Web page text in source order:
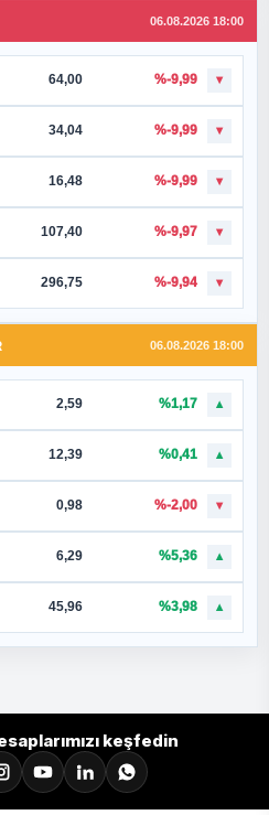
06.08.2026 18:00
64,00 %-9,99 ▼
34,04 %-9,99 ▼
16,48 %-9,99 ▼
107,40 %-9,97 ▼
296,75 %-9,94 ▼
06.08.2026 18:00
2,59 %1,17 ▲
12,39 %0,41 ▲
0,98 %-2,00 ▼
6,29 %5,36 ▲
45,96 %3,98 ▲
keşfedin